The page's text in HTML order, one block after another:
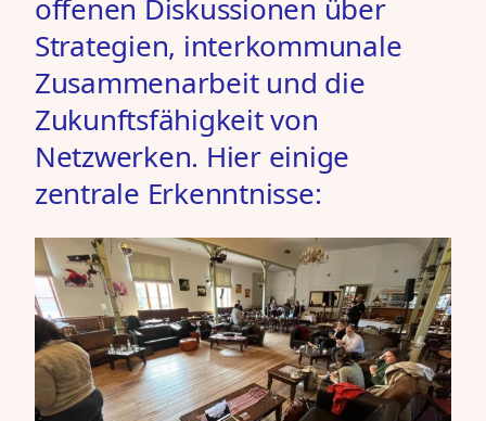
offenen Diskussionen über
Strategien, interkommunale
Zusammenarbeit und die
Zukunftsfähigkeit von
Netzwerken. Hier einige
zentrale Erkenntnisse: